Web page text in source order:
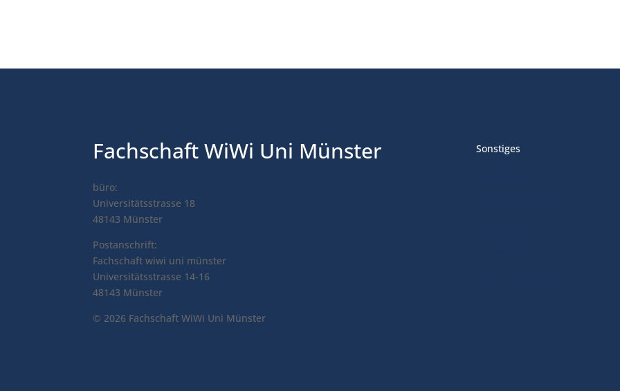
Fachschaft WiWi Uni Münster
büro:
Universitätsstrasse 18
48143 Münster
Postanschrift:
Fachschaft wiwi uni münster
Universitätsstrasse 14-16
48143 Münster
© 2026 Fachschaft WiWi Uni Münster
Sonstiges